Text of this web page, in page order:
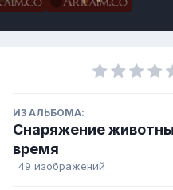
ИЗ АЛЬБОМА:
Снаряжение
время
· 49 изображений